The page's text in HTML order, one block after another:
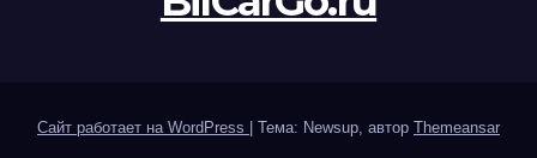
Сайт работает на WordPress Тема: Newsup, автор Themeansar